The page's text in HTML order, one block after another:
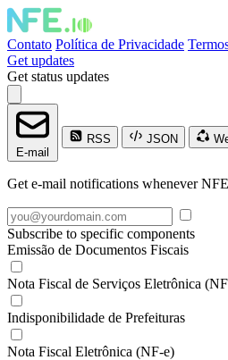
Contato Política de Privacidade
Get updates
Get status updates
E-mail
RSS JSON
Get e-mail notifications whenever
Subscribe to specific components
Emissão de Documentos Fiscais
Nota Fiscal de Serviços Eletrônica
Indisponibilidade de Prefeituras
Nota Fiscal Eletrônica (NF-e)